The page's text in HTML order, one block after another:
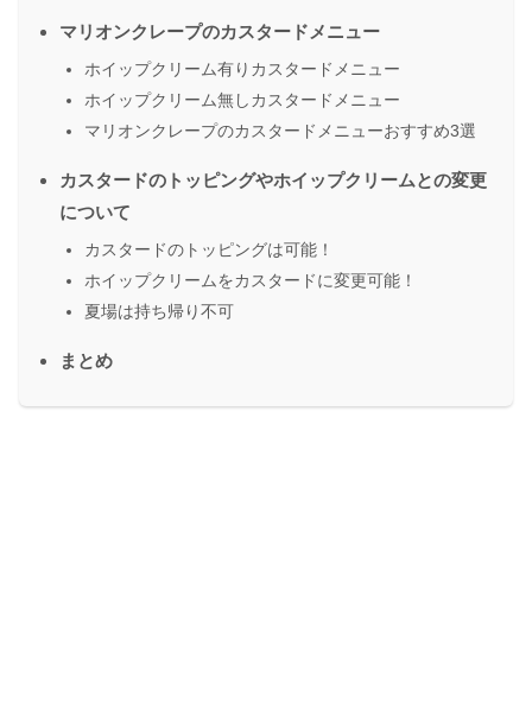
マリオンクレープのカスタードメニュー
ホイップクリーム有りカスタードメニュー
ホイップクリーム無しカスタードメニュー
マリオンクレープのカスタードメニューおすすめ3選
カスタードのトッピングやホイップクリームとの変更
について
カスタードのトッピングは可能！
ホイップクリームをカスタードに変更可能！
夏場は持ち帰り不可
まとめ